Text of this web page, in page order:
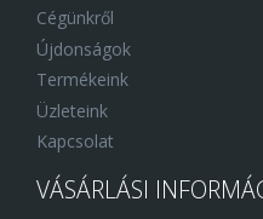
Cégünkről
Újdonságok
Termékeink
Üzleteink
Kapcsolat
VÁSÁRLÁSI